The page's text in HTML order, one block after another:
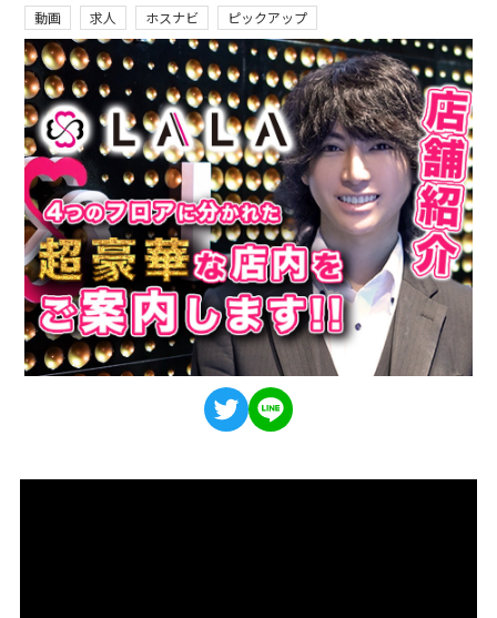
動画 求人 ホスナビ ピックアップ